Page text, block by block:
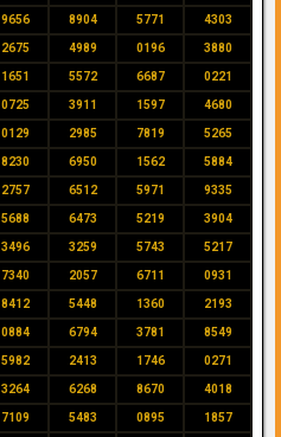
9656 8904 5771 4303
2675 4989 0196 3880
1651 5572 6687 0221
0725 3911 1597 4680
0129 2985 7819 5265
8230 6950 1562 5884
2757 6512 5971 9335
5688 6473 5219 3904
3496 3259 5743 5217
7340 2057 6711 0931
8412 5448 1360 2193
0884 6794 3781 8549
5982 2413 1746 0271
3264 6268 8670 4018
7109 5483 0895 1857